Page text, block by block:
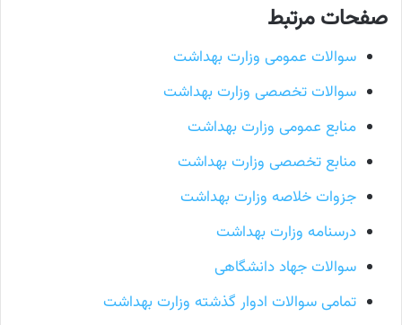
صفحات مرتبط
سوالات عمومی وزارت بهداشت
سوالات تخصصی وزارت بهداشت
منابع عمومی وزارت بهداشت
منابع تخصصی وزارت بهداشت
جزوات خلاصه وزارت بهداشت
درسنامه وزارت بهداشت
سوالات جهاد دانشگاهی
تمامی سوالات ادوار گذشته وزارت بهداشت